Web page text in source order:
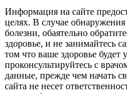
Информация на сайте
целях. В случае
болезни, обаятельно
здоровье, и не занимайтесь
том что ваше здоровье
проконсультируйтесь с
данные, прежде чем начать
сайта не несет